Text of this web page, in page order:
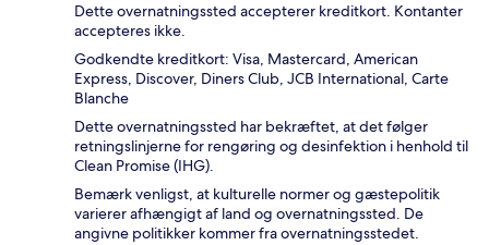
Dette overnatningssted accepterer kreditkort. Kontanter
accepteres ikke.
Godkendte kreditkort: Visa, Mastercard, American
Express, Discover, Diners Club, JCB International, Carte
Blanche
Dette overnatningssted har bekræftet, at det følger
retningslinjerne for rengøring og desinfektion i henhold til
Clean Promise (IHG).
Bemærk venligst, at kulturelle normer og gæstepolitik
varierer afhængigt af land og overnatningssted. De
angivne politikker kommer fra overnatningsstedet.